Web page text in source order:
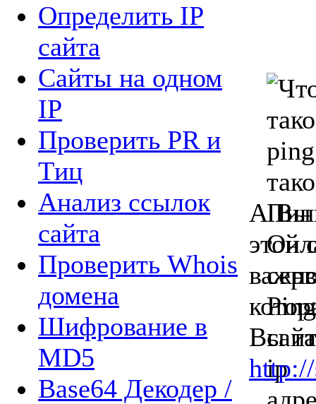
Определить IP
сайта
Сайты на одном
IP
Проверить PR и
Tиц
Анализ ссылок
сайта
Проверить Whois
домена
Шифрование в
MD5
Base64 Декодер /
А Вы
этой
Вы